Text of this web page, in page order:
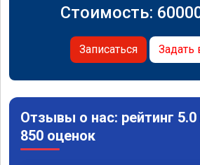
Стоимость:
Записаться Задать
Отзывы о нас: рейтинг 5.0
850 оценок